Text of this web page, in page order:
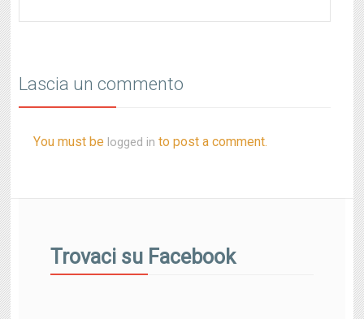
Lascia un commento
You must be logged in to post a comment.
Trovaci su Facebook